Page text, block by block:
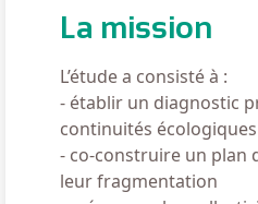
La mission
L’étude a consisté à :
- établir un diagnostic
continuités
- co-construire un plan
leur fragmentation